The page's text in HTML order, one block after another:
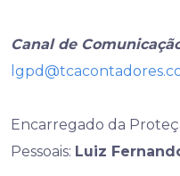
Canal de
Encarregado da
Pessoais: Luiz